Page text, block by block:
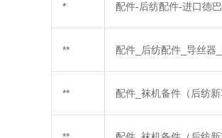
* 配件-后纺配件-进口德
** 配件_后纺配件_导丝器
** 配件_袜机备件（后纺